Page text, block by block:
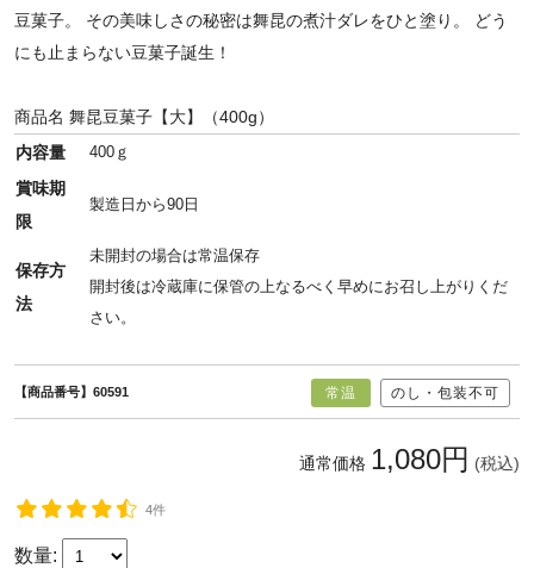
豆菓子。 その美味しさの秘密は舞昆の煮汁ダレをひと塗り。 どう
にも止まらない豆菓子誕生！
商品名 舞昆豆菓子【大】（400g）
内容量
400ｇ
賞味期
限
製造日から90日
保存方
法
未開封の場合は常温保存
開封後は冷蔵庫に保管の上なるべく早めにお召し上がりくだ
さい。
【商品番号】60591 常温 のし・包装不可
通常価格 1,080円 (税込)
4件
数量: